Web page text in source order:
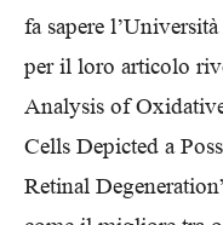
fa sapere
per il loro articolo
Analysis of
Cells Depicted a
Retinal